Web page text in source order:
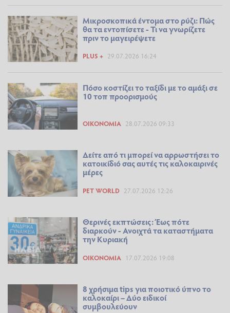
Μικροσκοπικά έντομα στο ρύζι: Πώς
θα τα εντοπίσετε - Τι να γνωρίζετε
πριν το μαγειρέψετε
PLUS + 29.07.2026 16:24
Πόσο κοστίζει το ταξίδι με το αμάξι σε
10 τοπ προορισμούς
ΟΙΚΟΝΟΜΊΑ 28.07.2026 09:33
Δείτε από τι μπορεί να αρρωστήσει το
κατοικίδιό σας αυτές τις καλοκαιρινές
μέρες
PET WORLD 27.07.2026 12:26
Θερινές εκπτώσεις: Έως πότε
διαρκούν - Ανοιχτά τα καταστήματα
την Κυριακή
ΟΙΚΟΝΟΜΊΑ 17.07.2026 19:08
8 χρήσιμα tips για ποιοτικό ύπνο το
καλοκαίρι – Δύο ειδικοί
συμβουλεύουν